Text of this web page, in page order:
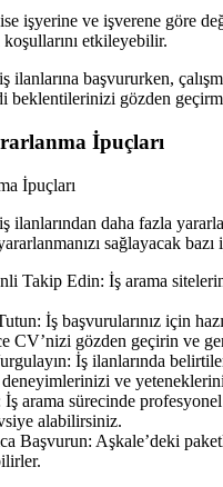
işyerine ve işverene göre
etkileyebilir.
ilanlarına başvururken,
beklentilerinizi gözden
İpuçları
İpuçları
ilanlarından daha fazla
sağlayacak bazı
Takip Edin: İş arama
İş başvurularınız için
CV’nizi gözden geçirin ve
İş ilanlarında
deneyimlerinizi ve
İş arama sürecinde
alabilirsiniz.
Başvurun: Aşkale’deki